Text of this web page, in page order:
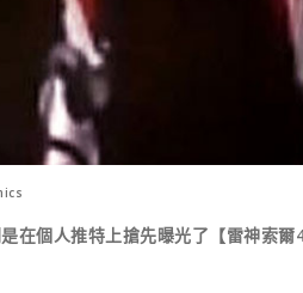
在個人推特上搶先曝光了【雷神索爾